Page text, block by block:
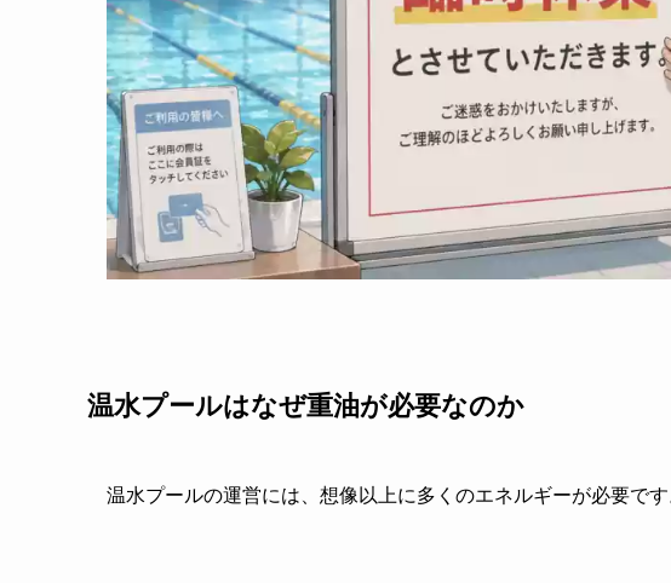
温水プールはなぜ重油が必要なのか
温水プールの運営には、想像以上に多くのエネルギーが必要です